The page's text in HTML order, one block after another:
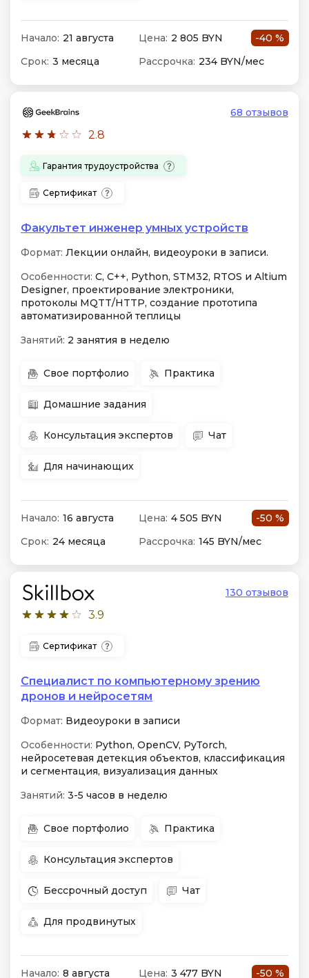
Начало: 21 августа Цена: 2 805 BYN
-40 %
Срок: 3 месяца Рассрочка: 234 BYN/мес
2.8
68 отзывов
Гарантия трудоустройства
Сертификат
Факультет инженер умных устройств
Формат: Лекции онлайн, видеоуроки в записи.
Особенности: C, C++, Python, STM32, RTOS и Altium
Designer, проектирование электроники,
протоколы MQTT/HTTP, создание прототипа
автоматизированной теплицы
Занятий: 2 занятия в неделю
Свое портфолио Практика
Домашние задания
Консультация экспертов Чат
Для начинающих
Начало: 16 августа Цена: 4 505 BYN
-50 %
Срок: 24 месяца Рассрочка: 145 BYN/мес
3.9
130 отзывов
Сертификат
Специалист по компьютерному зрению
дронов и нейросетям
Формат: Видеоуроки в записи
Особенности: Python, OpenCV, PyTorch,
нейросетевая детекция объектов, классификация
и сегментация, визуализация данных
Занятий: 3-5 часов в неделю
Свое портфолио Практика
Консультация экспертов
Бессрочный доступ Чат
Для продвинутых
Начало: 8 августа Цена: 3 477 BYN -50 %